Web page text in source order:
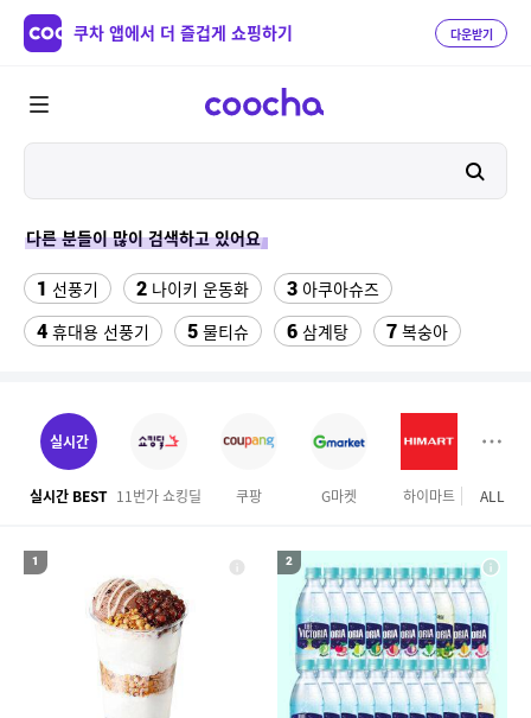
쿠차 앱에서 더 즐겁게 쇼핑하기 다운받기
다른 분들이 많이 검색하고 있어요
1 선풍기 2 나이키 운동화 3 아쿠아슈즈
4 휴대용 선풍기 5 물티슈 6 삼계탕 7 복숭아
11 하이원 워터월드 여성댄스복
14 2인 식탁세트
17 올리비안로렌 마이 18 올리비아로렌자켓
여성 여름마이
ALL
실시간
실시간 BEST 11번가 쇼킹딜 쿠팡 G마켓 하이마트
1 2